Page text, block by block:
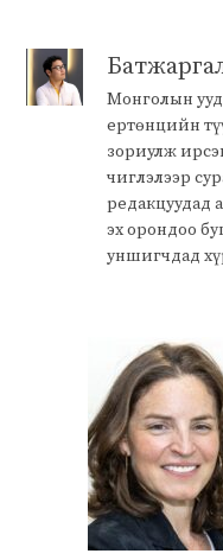
Монголын
ертөнцийн
зориулж
чиглэлээр
редакцуудад
эх орондоо
уншигчдад